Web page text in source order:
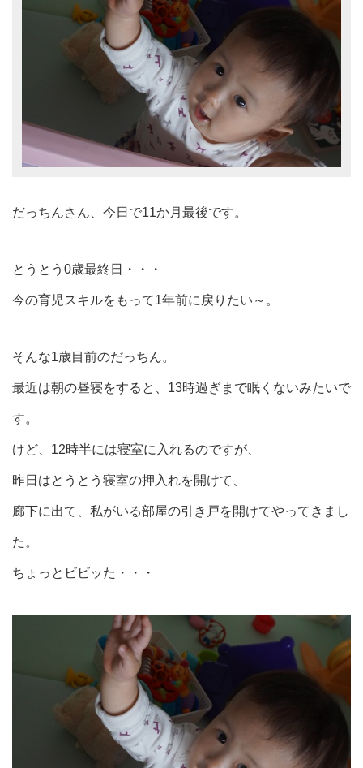
だっちんさん、今日で11か月最後です。
とうとう0歳最終日・・・
今の育児スキルをもって1年前に戻りたい～。
そんな1歳目前のだっちん。
最近は朝の昼寝をすると、13時過ぎまで眠くないみたいで
す。
けど、12時半には寝室に入れるのですが、
昨日はとうとう寝室の押入れを開けて、
廊下に出て、私がいる部屋の引き戸を開けてやってきまし
た。
ちょっとビビッた・・・